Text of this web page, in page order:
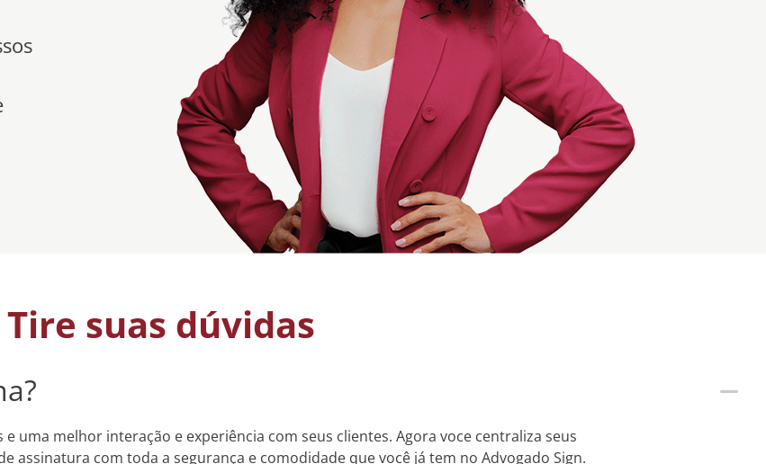
Tire suas dúvidas
melhor interação e experiência com seus clientes. Agora voce centraliza seus
assinatura com toda a segurança e comodidade que você já tem no Advogado Sign.